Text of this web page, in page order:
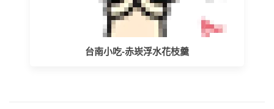
台南小吃-赤崁浮水花枝羹